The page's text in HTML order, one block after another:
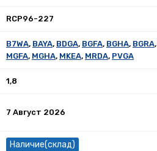
RCP96-227
B7WA, BAYA, BDGA, BGFA, BGHA, BGRA,
MGFA, MGHA, MKEA, MRDA, PVGA
1,8
7 Август 2026
Наличие(склад)